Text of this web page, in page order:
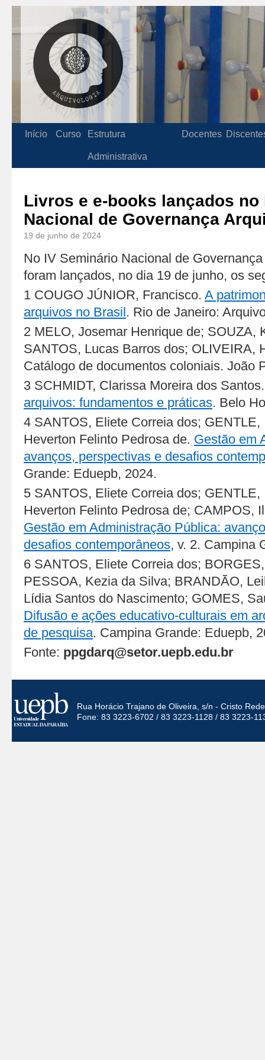
Início Curso Estrutura
Administrativa
Docentes
Livros e e-books lançados no
Nacional de Governança
19 de junho de 2024
No IV Seminário Nacional de
foram lançados, no dia 19 de junho, os
1 COUGO JÚNIOR, Francisco. A
arquivos no Brasil. Rio de Janeiro:
2 MELO, Josemar Henrique de; SOUZA,
SANTOS, Lucas Barros dos; OLIVEIRA,
Catálogo de documentos coloniais. João
3 SCHMIDT, Clarissa Moreira dos
arquivos: fundamentos e práticas. Belo
4 SANTOS, Eliete Correia dos;
Heverton Felinto Pedrosa de. Gestão em
avanços, perspectivas e desafios
Grande: Eduepb, 2024.
5 SANTOS, Eliete Correia dos;
Heverton Felinto Pedrosa de; CAMPOS,
Gestão em Administração Pública:
desafios contemporâneos, v. 2. Campina
6 SANTOS, Eliete Correia dos;
PESSOA, Kezia da Silva; BRANDÃO,
Lídia Santos do Nascimento; GOMES,
Difusão e ações educativo-culturais em
de pesquisa. Campina Grande: Eduepb,
Fonte: ppgdarq@setor.uepb.edu.br
Rua Horácio Trajano de Oliveira, s/n - Cristo
Fone: 83 3223-6702 / 83 3223-1128 / 83 3223-